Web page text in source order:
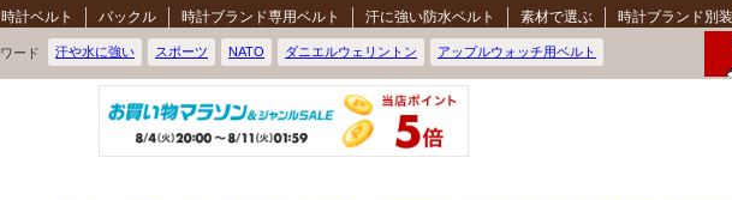
時計ベルト バックル 時計ブランド専用ベルト 汗に強い防水ベルト 素材で選ぶ 時計ブランド別